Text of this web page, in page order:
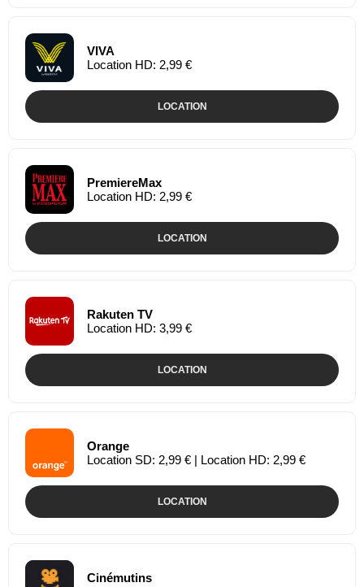
VIVA
Location HD: 2,99 €
LOCATION
PremiereMax
Location HD: 2,99 €
LOCATION
Rakuten TV
Location HD: 3,99 €
LOCATION
Orange
Location SD: 2,99 € | Location HD: 2,99 €
LOCATION
Cinémutins